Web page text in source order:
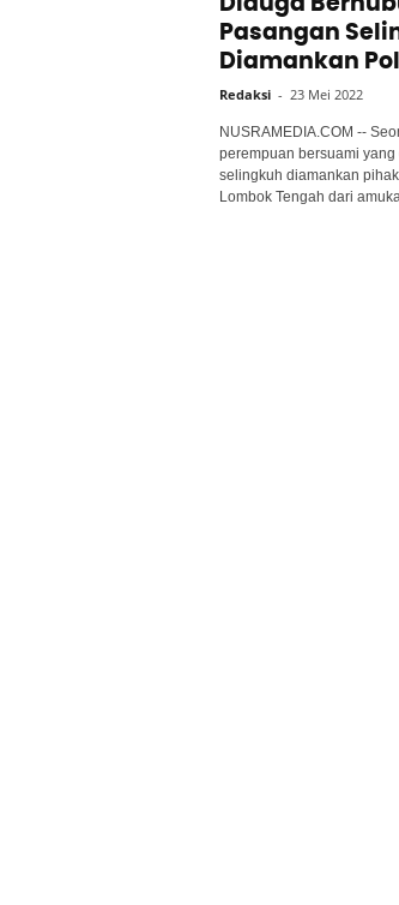
Pasangan
Diamankan
Redaksi - 23 Mei 2022
NUSRAMEDIA.COM --
perempuan bersuami
selingkuh diamankan
Lombok Tengah dari